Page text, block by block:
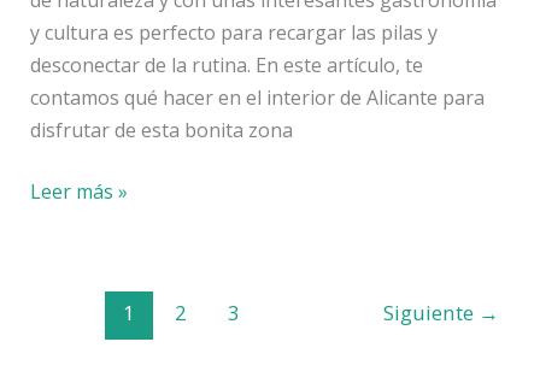
y cultura es perfecto para recargar las pilas y
desconectar de la rutina. En este artículo, te
contamos qué hacer en el interior de Alicante para
disfrutar de esta bonita zona
5
Leer más »
1 2 3 Siguiente →